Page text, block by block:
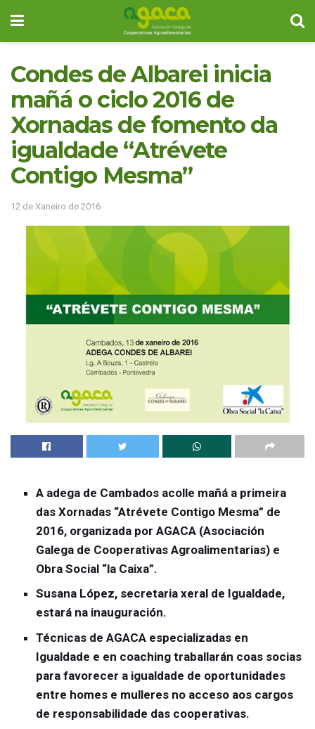
Condes de Albarei inicia
mañá o ciclo 2016 de
Xornadas de fomento da
igualdade “Atrévete
Contigo Mesma”
12 de Xaneiro de 2016
A adega de Cambados acolle mañá a primeira
das Xornadas “Atrévete Contigo Mesma” de
2016, organizada por AGACA (Asociación
Galega de Cooperativas Agroalimentarias) e
Obra Social “la Caixa”.
Susana López, secretaria xeral de Igualdade,
estará na inauguración.
Técnicas de AGACA especializadas en
Igualdade e en coaching traballarán coas socias
para favorecer a igualdade de oportunidades
entre homes e mulleres no acceso aos cargos
de responsabilidade das cooperativas.